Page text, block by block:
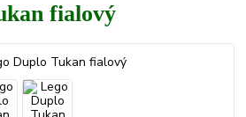
fialový